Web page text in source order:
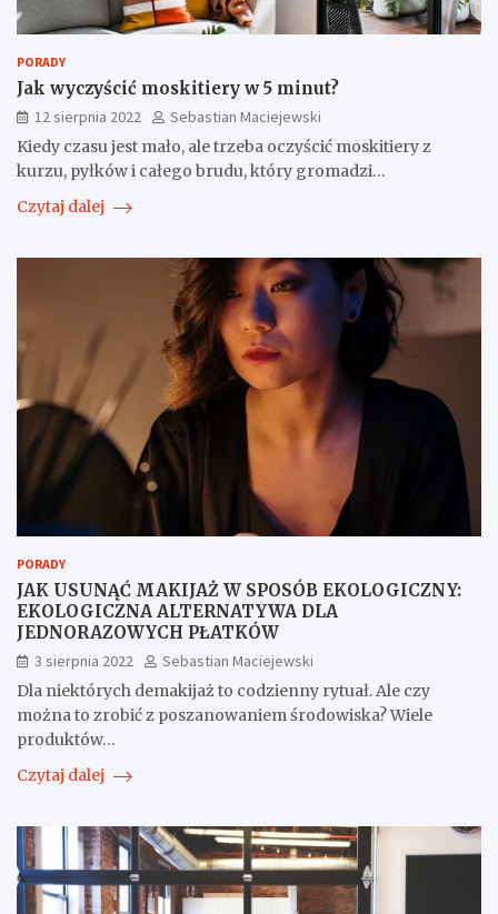
PORADY
Jak wyczyścić moskitiery w 5 minut?
12 sierpnia 2022
Sebastian Maciejewski
Kiedy czasu jest mało, ale trzeba oczyścić moskitiery z
kurzu, pyłków i całego brudu, który gromadzi…
Czytaj dalej
PORADY
JAK USUNĄĆ MAKIJAŻ W SPOSÓB EKOLOGICZNY:
EKOLOGICZNA ALTERNATYWA DLA
JEDNORAZOWYCH PŁATKÓW
3 sierpnia 2022
Sebastian Maciejewski
Dla niektórych demakijaż to codzienny rytuał. Ale czy
można to zrobić z poszanowaniem środowiska? Wiele
produktów…
Czytaj dalej